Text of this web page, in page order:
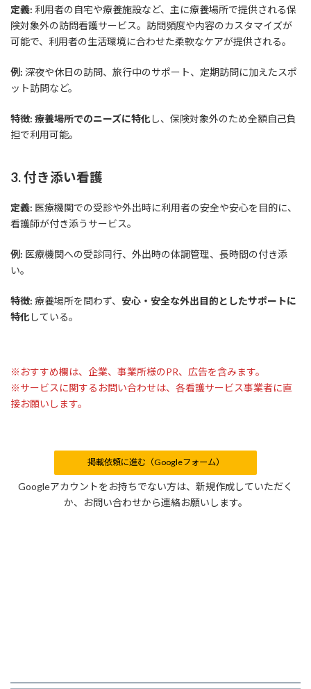
定義: 利用者の自宅や療養施設など、主に療養場所で提供される保
険対象外の訪問看護サービス。訪問頻度や内容のカスタマイズが
可能で、利用者の生活環境に合わせた柔軟なケアが提供される。
例: 深夜や休日の訪問、旅行中のサポート、定期訪問に加えたスポ
ット訪問など。
特徴: 療養場所でのニーズに特化し、保険対象外のため全額自己負
担で利用可能。
3. 付き添い看護
定義: 医療機関での受診や外出時に利用者の安全や安心を目的に、
看護師が付き添うサービス。
例: 医療機関への受診同行、外出時の体調管理、長時間の付き添
い。
特徴: 療養場所を問わず、 安心・安全な外出目的としたサポートに
特化している。
※おすすめ欄は、企業、事業所様のPR、広告を含みます。
※サービスに関するお問い合わせは、各看護サービス事業者に直
接お願いします。
掲載依頼に進む（Googleフォーム）
Googleアカウントをお持ちでない方は、新規作成していただく
か、お問い合わせから連絡お願いします。